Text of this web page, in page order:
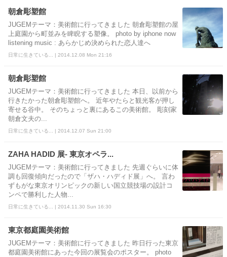
朝倉彫塑館
JUGEMテーマ：美術館に行ってきました 朝倉彫塑館の屋
上庭園から町並みを睥睨する塑像。 photo by iphone now
listening music : あらかじめ決められた恋人達へ
日常に生きている... | 2014.12.08 Mon 21:16
朝倉彫塑館
JUGEMテーマ：美術館に行ってきました 本日、以前から
行きたかった朝倉彫塑館へ。 近年やたらと観光客が押し
寄せる谷中。 そのちょっと裏にあるこの美術館。 彫刻家
朝倉文夫の...
日常に生きている... | 2014.12.07 Sun 21:00
ZAHA HADID 展- 東京オペラ...
JUGEMテーマ：美術館に行ってきました 先週ぐらいに体
調も回復傾向だったので「ザハ・ハディド展」へ。 言わ
ずもがな東京オリンピックの新しい国立競技場の設計コ
ンペで勝利した人物...
日常に生きている... | 2014.11.30 Sun 16:30
東京都庭園美術館
JUGEMテーマ：美術館に行ってきました 昨日行った東京
都庭園美術館にあった今回の展覧会のポスター。 photo